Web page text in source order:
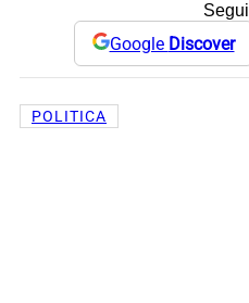
Google Discover
POLITICA